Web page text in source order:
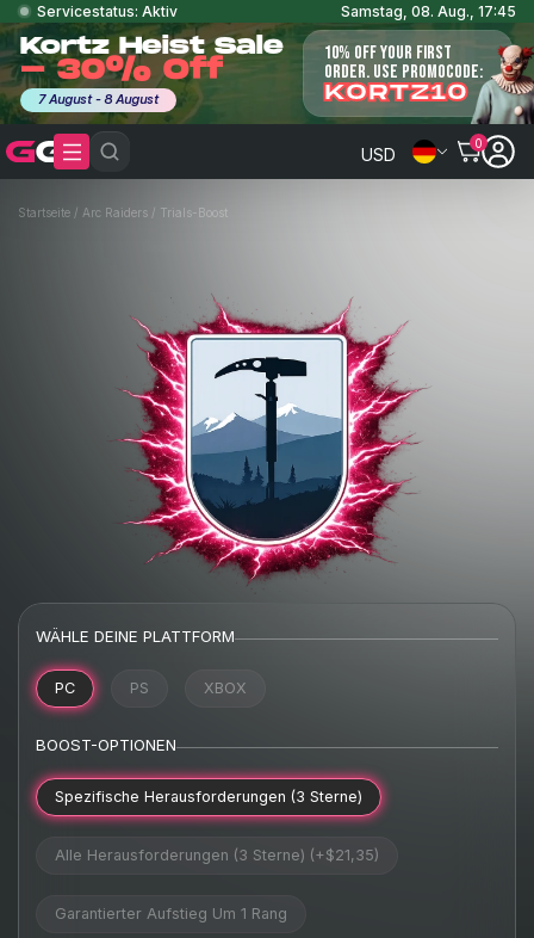
Servicestatus: Aktiv Samstag, 08. Aug., 17:45
Kortz Heist Sale
- 30% Off
7 August - 8 August
10% OFF YOUR FIRST
ORDER. USE PROMOCODE:
KORTZ10
USD
0
Startseite / Arc Raiders / Trials-Boost
WÄHLE DEINE PLATTFORM
PC PS XBOX
BOOST-OPTIONEN
Spezifische Herausforderungen (3 Sterne)
Alle Herausforderungen (3 Sterne) (+$21,35)
Garantierter Aufstieg Um 1 Rang